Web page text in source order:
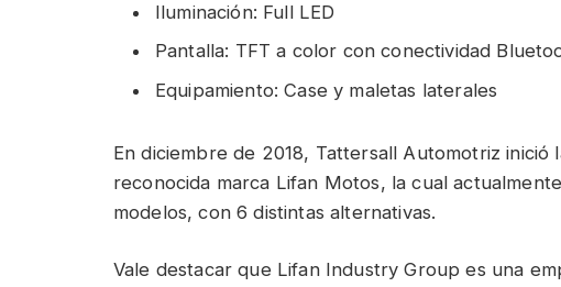
Iluminación: Full LED
Pantalla: TFT a color con conectividad
Equipamiento: Case y maletas laterales
En diciembre de 2018, Tattersall Automotriz inició
reconocida marca Lifan Motos, la cual
modelos, con 6 distintas alternativas.
Vale destacar que Lifan Industry Group es una